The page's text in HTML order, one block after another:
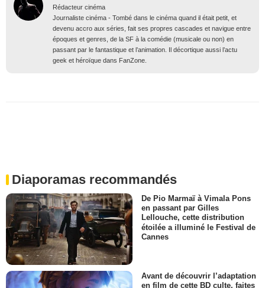
Rédacteur cinéma
Journaliste cinéma - Tombé dans le cinéma quand il était petit, et
devenu accro aux séries, fait ses propres cascades et navigue entre
époques et genres, de la SF à la comédie (musicale ou non) en
passant par le fantastique et l’animation. Il décortique aussi l’actu
geek et héroïque dans FanZone.
Diaporamas recommandés
De Pio Marmaï à Vimala Pons
en passant par Gilles
Lellouche, cette distribution
étoilée a illuminé le Festival de
Cannes
Avant de découvrir l’adaptation
en film de cette BD culte, faites